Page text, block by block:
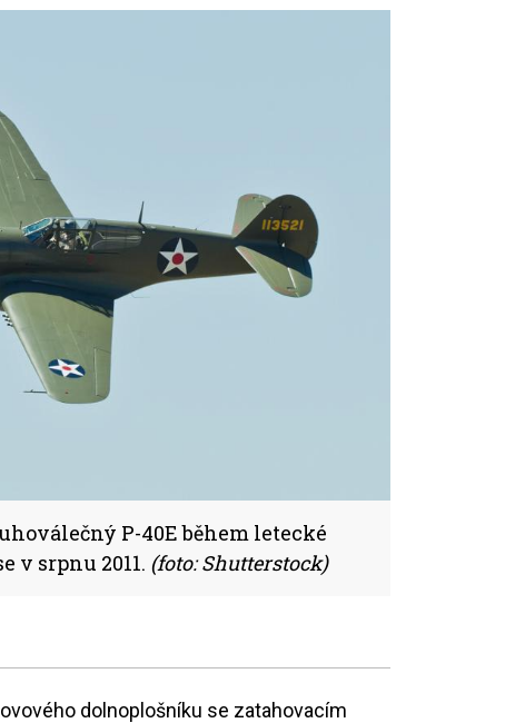
P-40E během letecké
v srpnu 2011. (foto: Shutterstock)
dolnoplošníku se zatahovacím